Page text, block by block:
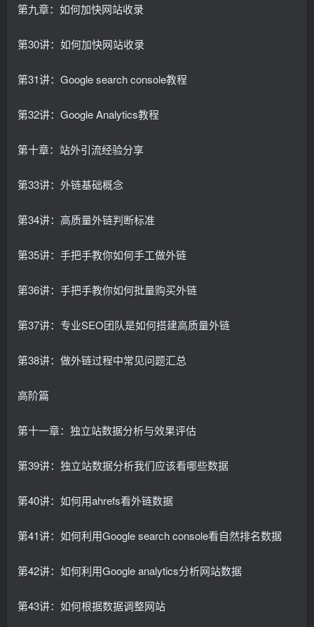
第九章：如何加快网站收录
第30讲：如何加快网站收录
第31讲：Google search console教程
第32讲：Google Analytics教程
第十章：站外引流经验分享
第33讲：外链基础概念
第34讲：高质量外链判断标准
第35讲：手把手教你如何手工做外链
第36讲：手把手教你如何批量购买外链
第37讲：专业SEO团队是如何搭建高质量外链
第38讲：做外链过程中常见问题汇总
高阶篇
第十一章：独立站数据分析与效果评估
第39讲：独立站数据分析我们应该看哪些数据
第40讲：如何用ahrefs看外链数据
第41讲：如何利用Google search console看自然排名数据
第42讲：如何利用Google analytics分析网站数据
第43讲：如何根据数据调整网站